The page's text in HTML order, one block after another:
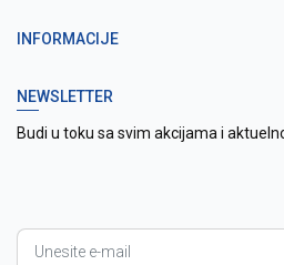
INFORMACIJE
NEWSLETTER
Budi u toku sa svim akcijama i